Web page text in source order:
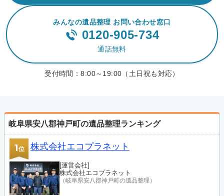
みんなの遺品整理 お問い合わせ窓口
0120-905-734
通話無料
受付時間：8:00～19:00（土日祝も対応）
岐阜県安八郡神戸町の遺品整理ランキング
1位 株式会社エコプラネット
[運営会社]
株式会社エコプラネット
（岐阜県安八郡神戸町の遺品整理）